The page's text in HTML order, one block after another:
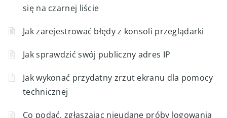
się na czarnej liście
Jak zarejestrować błędy z konsoli przeglądarki
Jak sprawdzić swój publiczny adres IP
Jak wykonać przydatny zrzut ekranu dla pomocy
technicznej
Co podać, zgłaszając nieudane próby logowania